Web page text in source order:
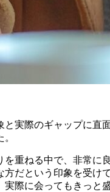
実際のギャップに直
重ねる中で、非常に
だという印象を受けて
際に会ってもきっと